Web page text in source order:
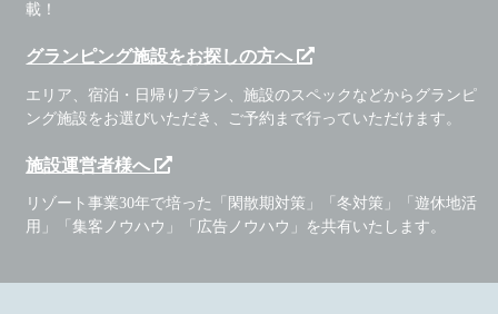
載！
グランピング施設をお探しの方へ
エリア、宿泊・日帰りプラン、施設のスペックなどからグランピ
ング施設をお選びいただき、ご予約まで行っていただけます。
施設運営者様へ
リゾート事業30年で培った「閑散期対策」「冬対策」「遊休地活
用」「集客ノウハウ」「広告ノウハウ」を共有いたします。